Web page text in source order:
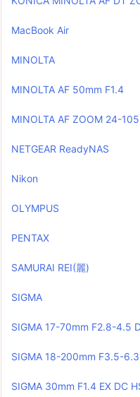
MacBook Air
MINOLTA
MINOLTA AF 50mm F1.4
MINOLTA AF ZOOM 24-
NETGEAR ReadyNAS
Nikon
OLYMPUS
PENTAX
SAMURAI REI(麗)
SIGMA
SIGMA 17-70mm F2.8-4.5
SIGMA 18-200mm F3.5-
SIGMA 30mm F1.4 EX DC